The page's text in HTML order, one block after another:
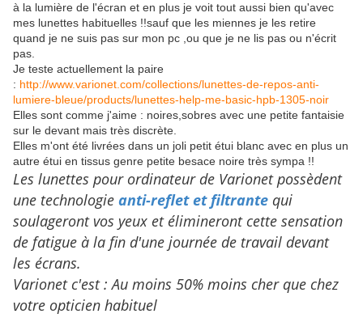
à la lumière de l'écran et en plus je voit tout aussi bien qu'avec
mes lunettes habituelles !!sauf que les miennes je les retire
quand je ne suis pas sur mon pc ,ou que je ne lis pas ou n'écrit
pas.
Je teste actuellement la paire
: http://www.varionet.com/collections/lunettes-de-repos-anti-
lumiere-bleue/products/lunettes-help-me-basic-hpb-1305-noir
Elles sont comme j'aime : noires,sobres avec une petite fantaisie
sur le devant mais très discrète.
Elles m'ont été livrées dans un joli petit étui blanc avec en plus un
autre étui en tissus genre petite besace noire très sympa !!
Les lunettes pour ordinateur de Varionet possèdent
une technologie anti-reflet et filtrante qui
soulageront vos yeux et élimineront cette sensation
de fatigue à la fin d'une journée de travail devant
les écrans.
Varionet c'est : Au moins 50% moins cher que chez
votre opticien habituel